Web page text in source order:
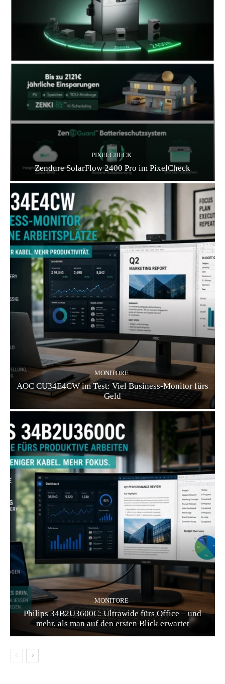
PIXELCHECK
Zendure SolarFlow 2400 Pro im PixelCheck
MONITORE
AOC CU34E4CW im Test: Viel Business-Monitor fürs
Geld
MONITORE
Philips 34B2U3600C: Ultrawide fürs Office – und
mehr, als man auf den ersten Blick erwartet